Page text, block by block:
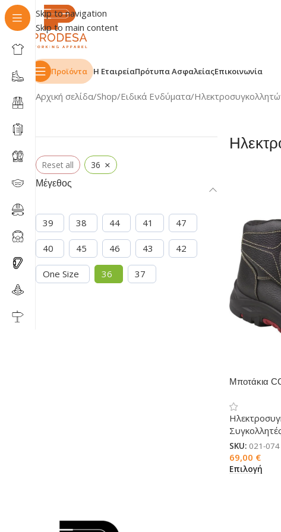
Skip to navigation
Skip to main content
Προϊόντα Η ΕταιρείαΠρότυπα ΑσφαλείαςΕπικοινωνία
Αρχική σελίδα Shop Ειδικά Ενδύματα
Reset all 36 ×
Μέγεθος
39 38 44 41 47
40 45 46 43 42
One Size 36 37
Μποτάκια
SKU: 021-074
69,00 €
Επιλογή